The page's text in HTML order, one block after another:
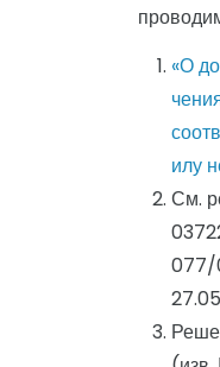
«О
илу
См.
077/